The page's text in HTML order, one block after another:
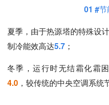
01 #
夏季 ，由于热源塔的特殊设
制冷能效高达5.7 ；
冬季 ，运行时无结霜化霜
4.0 ，较传统的中央空调系统